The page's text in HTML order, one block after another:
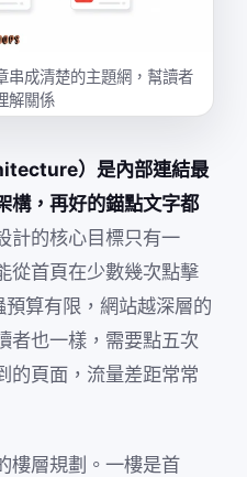
串成清楚的主題網，幫讀者
解關係
）是內部連結最
構，再好的錨點文字都
計的核心目標只有一
從首頁在少數幾次點擊
算有限，網站越深層的
者也一樣，需要點五次
的頁面，流量差距常常
樓層規劃。一樓是首